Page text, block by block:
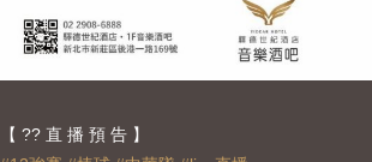
【 ?? 直 播 預 告 】